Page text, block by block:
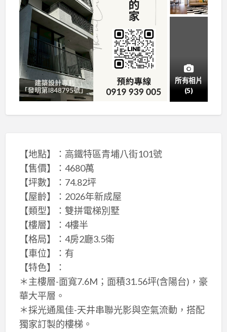
所有相片
(5)
【地點】：高鐵特區青埔八街101號
【售價】：4680萬
【坪數】：74.82坪
【屋齡】：2026年新成屋
【類型】：雙拼電梯別墅
【樓層】：4樓半
【格局】：4房2廳3.5衛
【車位】：有
【特色】：
＊主樓層-面寬7.6M；面積31.56坪(含陽台)，豪
華大平層。
＊採光通風佳-天井串聯光影與空氣流動，搭配
獨家訂製的樓梯。